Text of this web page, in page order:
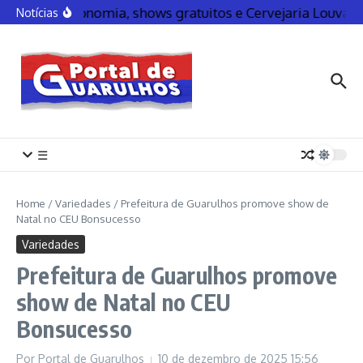
NotíciasGastronomia, shows gratuitos e Cervejaria
☰
Home /Variedades / Prefeitura de Guarulhos promove show de
Natal no CEU Bonsucesso
Variedades
Prefeitura de Guarulhos promove
show de Natal no CEU
Bonsucesso
Por Portal de Guarulhos 10 de dezembro de 2025 15:56